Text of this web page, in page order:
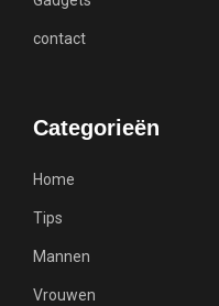
contact
Categorieën
Home
Tips
Mannen
Vrouwen